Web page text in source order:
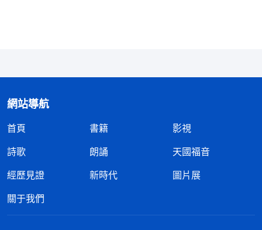
着了名譽與地位就是得着真理、得着生命了。如果他
們覺得没有得到什麽名利地位，没有人仰望、高看、
追隨他們，那他們就很失落，就認為信神没什麽意
裏盤算這些事，盤算怎麽能够在神家占有一席之地，
網站導航
首頁 書籍
影視
詩歌
朗誦
天國福音
經歷見證
新時代
圖片展
關于我們